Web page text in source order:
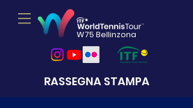
W75 Bellinzona
RASSEGNA STAMPA